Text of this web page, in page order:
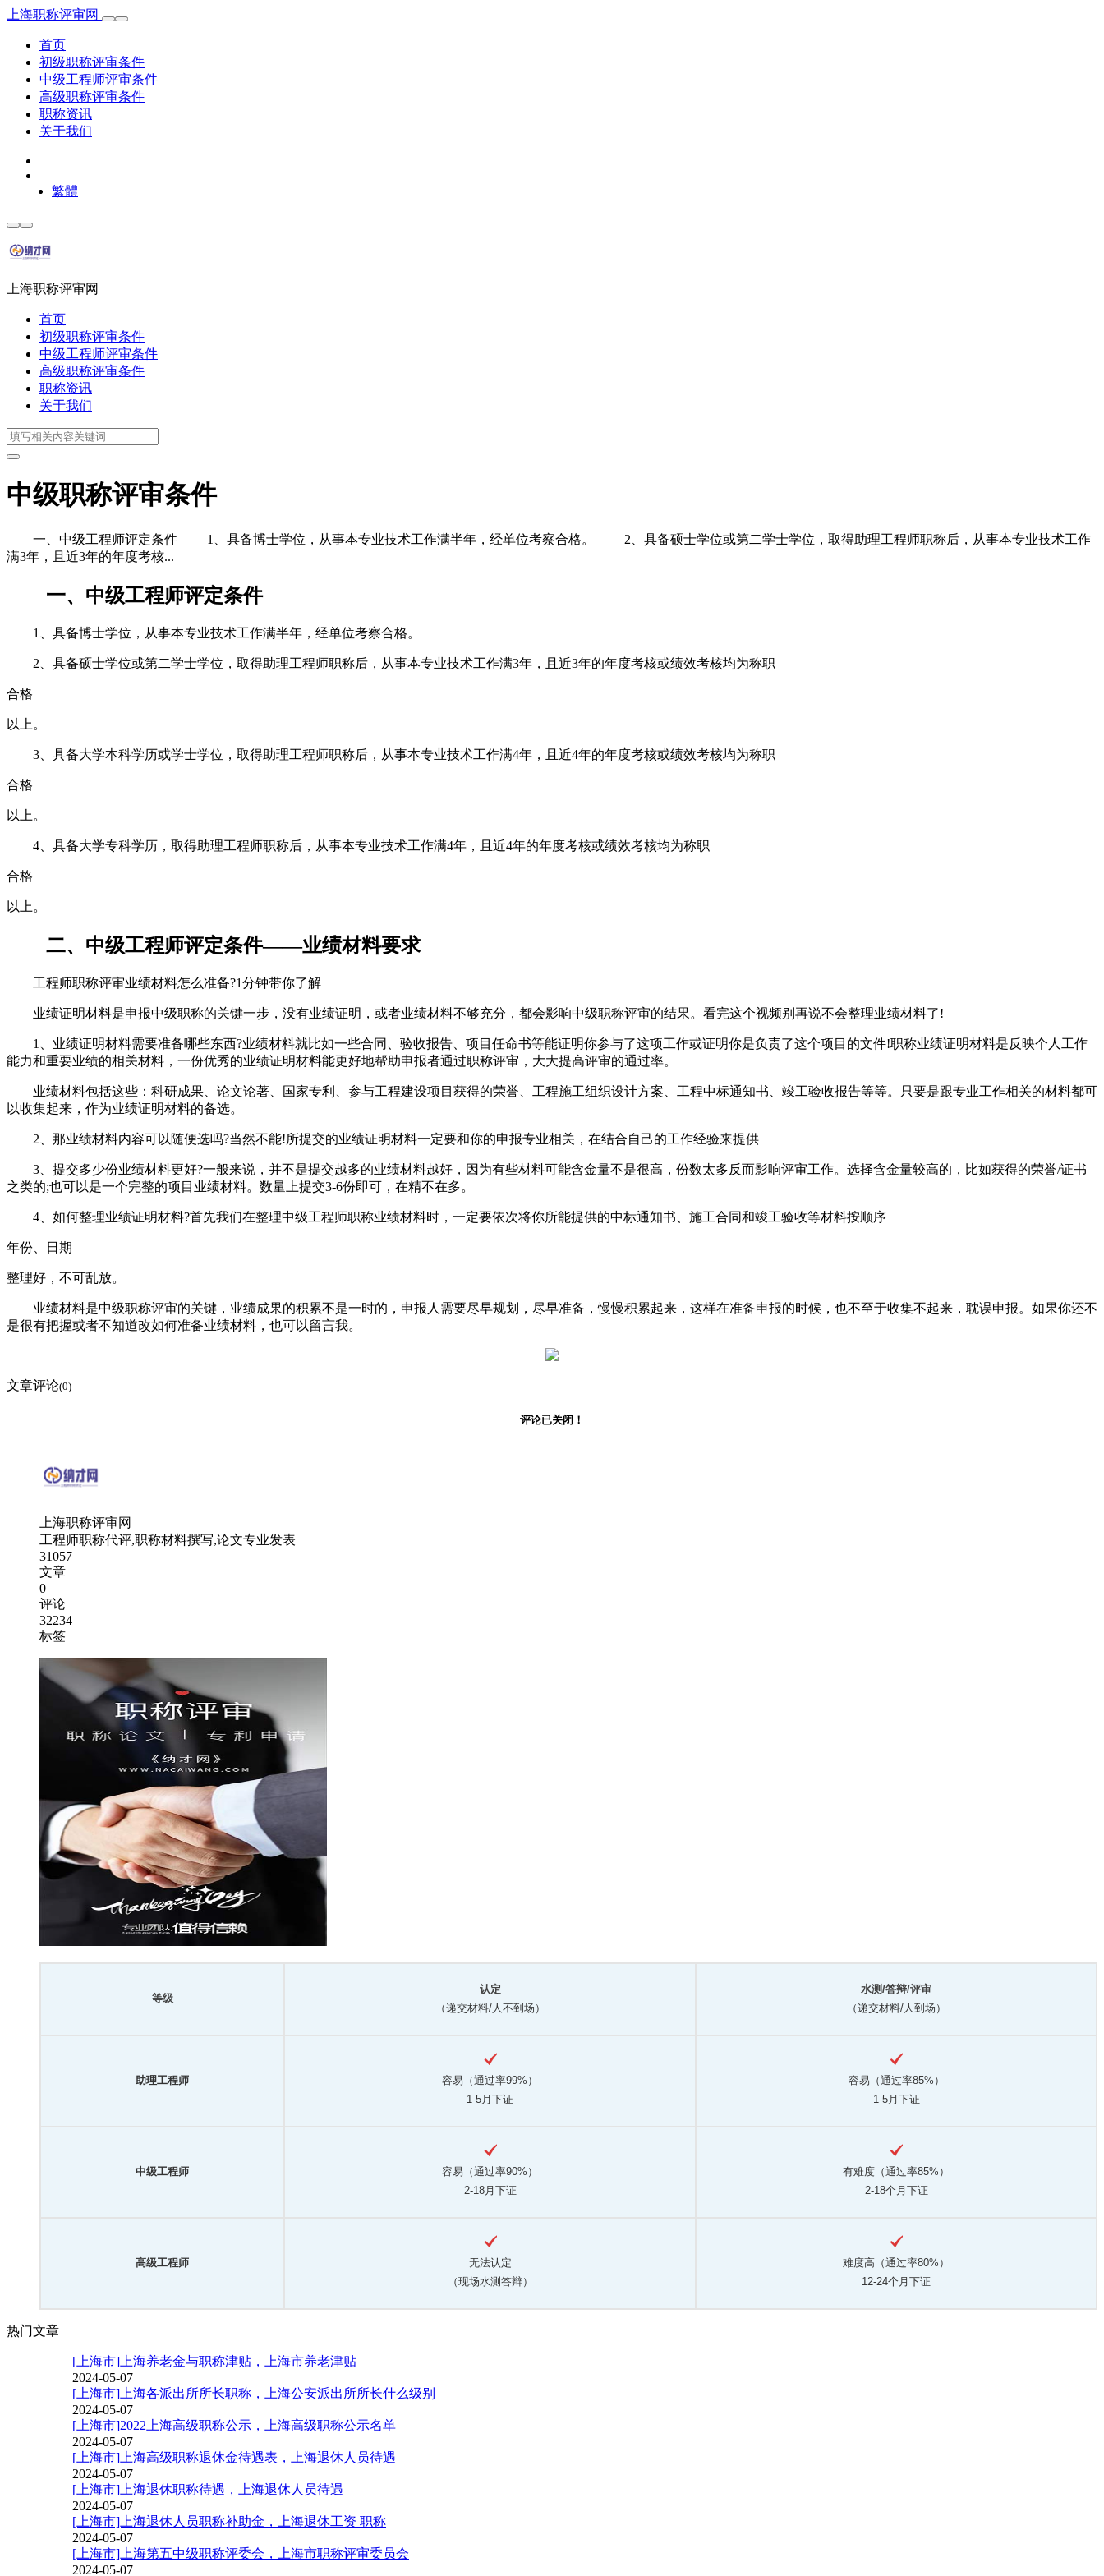
上海职称评审网
首页
初级职称评审条件
中级工程师评审条件
高级职称评审条件
职称资讯
关于我们
繁體
上海职称评审网
首页
初级职称评审条件
中级工程师评审条件
高级职称评审条件
职称资讯
关于我们
中级职称评审条件
一、中级工程师评定条件 1、具备博士学位，从事本专业技术工作满半年，经单位考察合格。 2、具备硕士学位或第二学士学位，取得助理工程师职称后，从事本专业技术工作
满3年，且近3年的年度考核...
一、中级工程师评定条件
1、具备博士学位，从事本专业技术工作满半年，经单位考察合格。
2、具备硕士学位或第二学士学位，取得助理工程师职称后，从事本专业技术工作满3年，且近3年的年度考核或绩效考核均为称职
合格
以上。
3、具备大学本科学历或学士学位，取得助理工程师职称后，从事本专业技术工作满4年，且近4年的年度考核或绩效考核均为称职
合格
以上。
4、具备大学专科学历，取得助理工程师职称后，从事本专业技术工作满4年，且近4年的年度考核或绩效考核均为称职
合格
以上。
二、中级工程师评定条件——业绩材料要求
工程师职称评审业绩材料怎么准备?1分钟带你了解
业绩证明材料是申报中级职称的关键一步，没有业绩证明，或者业绩材料不够充分，都会影响中级职称评审的结果。看完这个视频别再说不会整理业绩材料了!
1、业绩证明材料需要准备哪些东西?业绩材料就比如一些合同、验收报告、项目任命书等能证明你参与了这项工作或证明你是负责了这个项目的文件!职称业绩证明材料是反映个人工作
能力和重要业绩的相关材料，一份优秀的业绩证明材料能更好地帮助申报者通过职称评审，大大提高评审的通过率。
业绩材料包括这些：科研成果、论文论著、国家专利、参与工程建设项目获得的荣誉、工程施工组织设计方案、工程中标通知书、竣工验收报告等等。只要是跟专业工作相关的材料都可
以收集起来，作为业绩证明材料的备选。
2、那业绩材料内容可以随便选吗?当然不能!所提交的业绩证明材料一定要和你的申报专业相关，在结合自己的工作经验来提供
3、提交多少份业绩材料更好?一般来说，并不是提交越多的业绩材料越好，因为有些材料可能含金量不是很高，份数太多反而影响评审工作。选择含金量较高的，比如获得的荣誉/证书
之类的;也可以是一个完整的项目业绩材料。数量上提交3-6份即可，在精不在多。
4、如何整理业绩证明材料?首先我们在整理中级工程师职称业绩材料时，一定要依次将你所能提供的中标通知书、施工合同和竣工验收等材料按顺序
年份、日期
整理好，不可乱放。
业绩材料是中级职称评审的关键，业绩成果的积累不是一时的，申报人需要尽早规划，尽早准备，慢慢积累起来，这样在准备申报的时候，也不至于收集不起来，耽误申报。如果你还不
是很有把握或者不知道改如何准备业绩材料，也可以留言我。
文章评论(0)
评论已关闭！
上海职称评审网
工程师职称代评,职称材料撰写,论文专业发表
31057
文章
0
评论
32234
标签
等级
认定
（递交材料/人不到场）
水测/答辩/评审
（递交材料/人到场）
助理工程师
容易（通过率99%）
1-5月下证
容易（通过率85%）
1-5月下证
中级工程师
容易（通过率90%）
2-18月下证
有难度（通过率85%）
2-18个月下证
高级工程师
无法认定
（现场水测答辩）
难度高（通过率80%）
12-24个月下证
热门文章
[上海市]上海养老金与职称津贴，上海市养老津贴
2024-05-07
[上海市]上海各派出所所长职称，上海公安派出所所长什么级别
2024-05-07
[上海市]2022上海高级职称公示，上海高级职称公示名单
2024-05-07
[上海市]上海高级职称退休金待遇表，上海退休人员待遇
2024-05-07
[上海市]上海退休职称待遇，上海退休人员待遇
2024-05-07
[上海市]上海退休人员职称补助金，上海退休工资 职称
2024-05-07
[上海市]上海第五中级职称评委会，上海市职称评审委员会
2024-05-07